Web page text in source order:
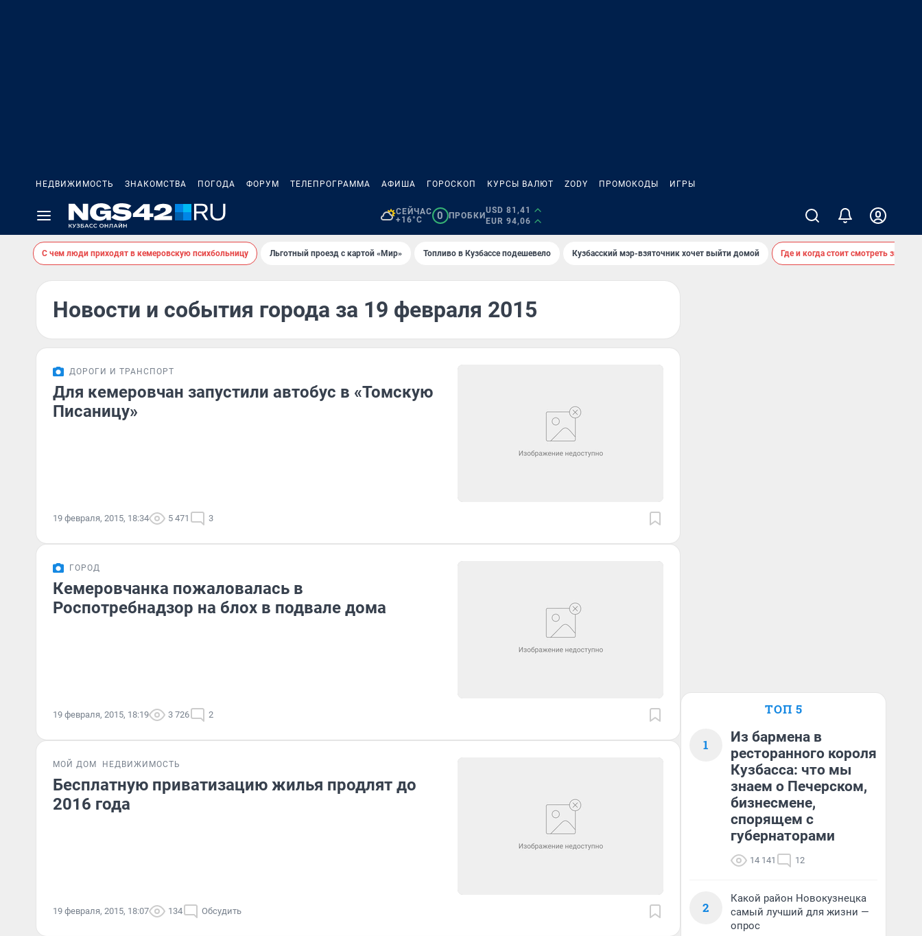
НЕДВИЖИМОСТЬ ЗНАКОМСТВА ПОГОДА ФОРУМ ТЕЛЕПРОГРАММА АФИША ГОРОСКОП КУРСЫ ВАЛЮТ ZODY ПРОМОКОДЫ ИГРЫ
СЕЙЧАС
+16°C
0 ПРОБКИ
USD 81,41
EUR 94,06
С чем люди приходят в кемеровскую психбольницу Льготный проезд с картой «Мир» Топливо в Кузбассе подешевело Кузбасский мэр-взяточник хочет выйти домой Где и когда стоит смотреть
Новости и события города за 19 февраля 2015
ДОРОГИ И ТРАНСПОРТ
Для кемеровчан запустили автобус в «Томскую
Писаницу»
19 февраля, 2015, 18:34 5 471 3
ГОРОД
Кемеровчанка пожаловалась в
Роспотребнадзор на блох в подвале дома
19 февраля, 2015, 18:19 3 726 2
МОЙ ДОМ НЕДВИЖИМОСТЬ
Бесплатную приватизацию жилья продлят до
2016 года
19 февраля, 2015, 18:07 134 Обсудить
ТОП 5
1
Из бармена в
ресторанного короля
Кузбасса: что мы
знаем о Печерском,
бизнесмене,
спорящем с
губернаторами
14 141 12
2
Какой район Новокузнецка
самый лучший для жизни —
опрос